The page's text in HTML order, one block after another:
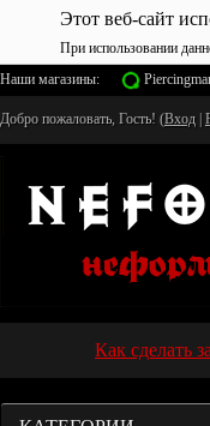
Этот веб-сайт
При использовании
Наши магазины:
Добро пожаловать, Гость! (Вход
Как сделать